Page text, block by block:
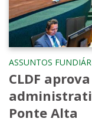
ASSUNTOS
CLDF
Ponte Alta